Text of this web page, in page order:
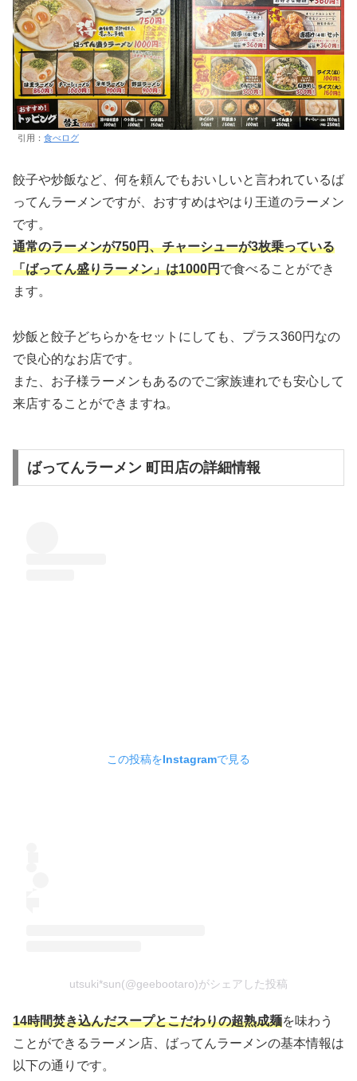
引用： 食べログ
餃子や炒飯など、何を頼んでもおいしいと言われているば
ってんラーメンですが、おすすめはやはり王道のラーメン
です。
通常のラーメンが750円、チャーシューが3枚乗っている
「ばってん盛りラーメン」は1000円で食べることができ
ます。
炒飯と餃子どちらかをセットにしても、プラス360円なの
で良心的なお店です。
また、お子様ラーメンもあるのでご家族連れでも安心して
来店することができますね。
ばってんラーメン 町田店の詳細情報
この投稿をInstagramで見る
utsuki*sun(@geebootaro)がシェアした投稿
14時間焚き込んだスープとこだわりの超熟成麺を味わう
ことができるラーメン店、ばってんラーメンの基本情報は
以下の通りです。